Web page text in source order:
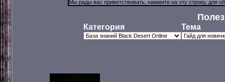
Категория Тема